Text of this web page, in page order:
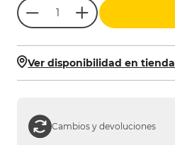
Ver disponibilidad en tienda
Cambios y devoluciones